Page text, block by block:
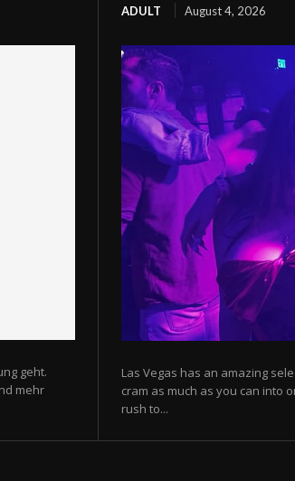
geht.
mehr
ADULT August 4, 2026
Las Vegas has an amazing
cram as much as you can into
rush to...